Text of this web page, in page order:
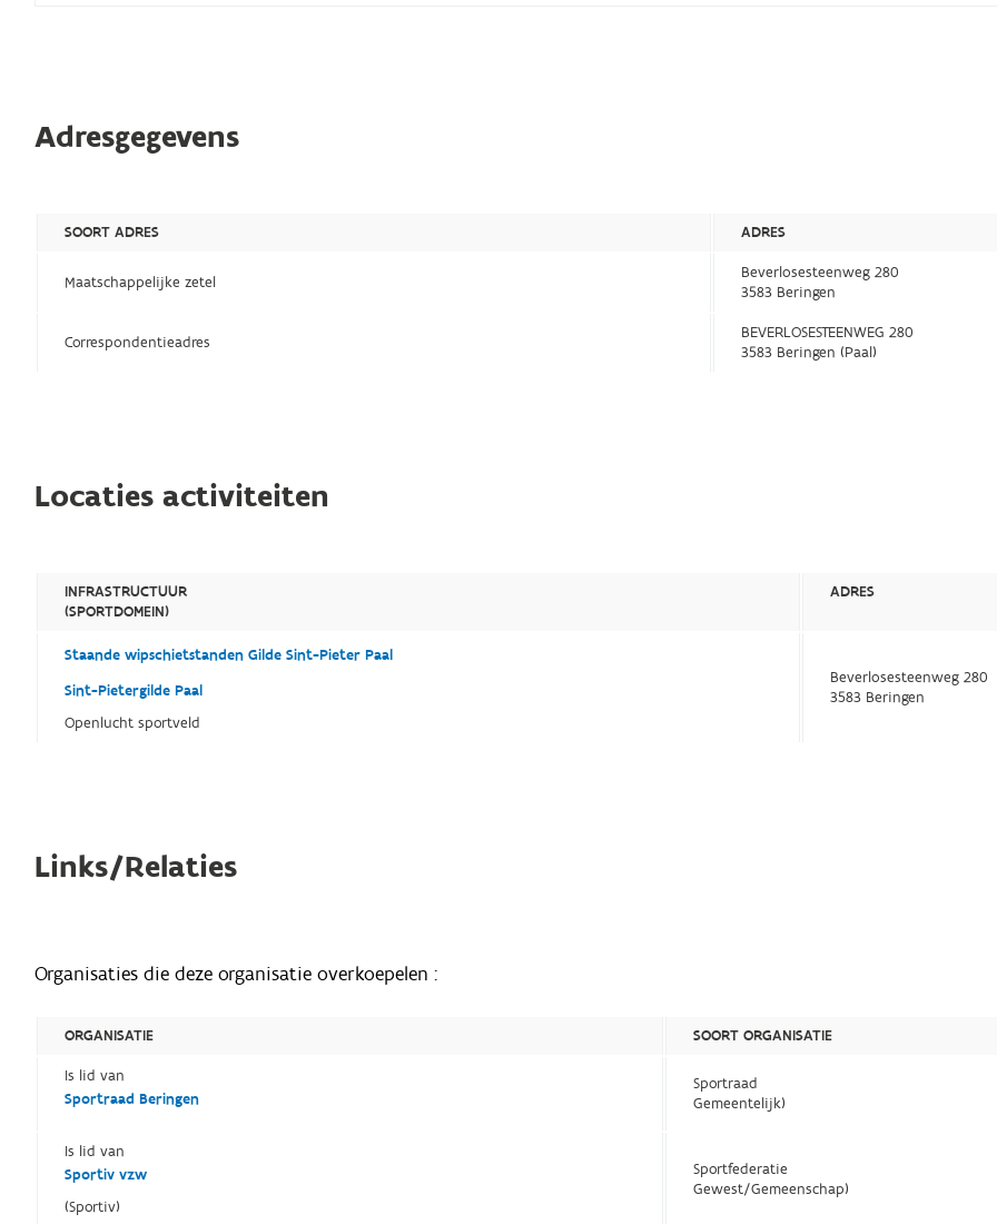
Adresgegevens
SOORT ADRES ADRES
Maatschappelijke zetel
Beverlosesteenweg 280
3583 Beringen
Correspondentieadres
BEVERLOSESTEENWEG 280
3583 Beringen (Paal)
Locaties activiteiten
INFRASTRUCTUUR
(SPORTDOMEIN)
ADRES
Staande wipschietstanden Gilde Sint-Pieter Paal
Sint-Pietergilde Paal
Openlucht sportveld
Beverlosesteenweg 280
3583 Beringen
Links/Relaties
Organisaties die deze organisatie overkoepelen :
ORGANISATIE
SOORT ORGANISATIE
Is lid van
Sportraad Beringen
Sportraad
Gemeentelijk)
Is lid van
Sportiv vzw
(Sportiv)
Sportfederatie
Gewest/Gemeenschap)